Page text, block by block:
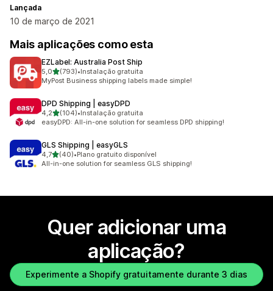
Lançada
10 de março de 2021
Mais aplicações como esta
EZLabel: Australia Post Ship
5,0de 5 estrelas
(793)
793 total de avaliações
•Instalação gratuita
MyPost Business shipping labels made simple!
DPD Shipping | easyDPD
4,2de 5 estrelas
(104)
104 total de avaliações
•Instalação gratuita
easyDPD: All-in-one solution for seamless DPD shipping!
GLS Shipping | easyGLS
4,7de 5 estrelas
(40)
40 total de avaliações
•Plano gratuito disponível
All-in-one solution for seamless GLS shipping!
Quer adicionar uma
aplicação?
Experimente a Shopify gratuitamente durante 3 dias